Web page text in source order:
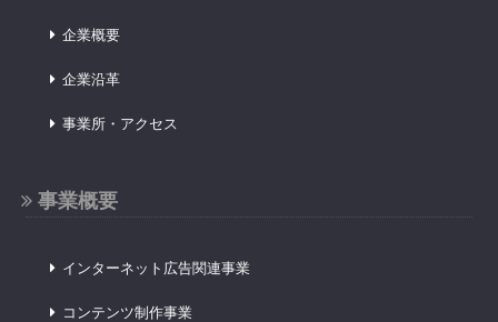
企業概要
企業沿革
事業所・アクセス
事業概要
インターネット広告関連事業
コンテンツ制作事業